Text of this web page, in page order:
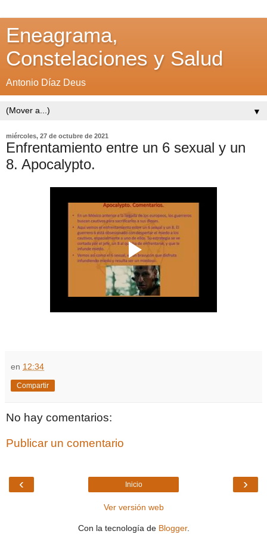
Eneagrama,
Constelaciones y Salud
Antonio Díaz Deus
▼
miércoles, 27 de octubre de 2021
Enfrentamiento entre un 6 sexual y un
8. Apocalypto.
en 12:34
Compartir
No hay comentarios:
Publicar un comentario
‹ ›
Inicio
Ver versión web
Con la tecnología de Blogger.